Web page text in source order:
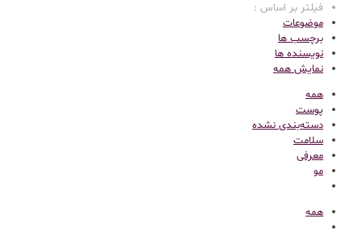
فیلتر بر اساس :
موضوعات
برچسب ها
نویسنده ها
نمایش همه
همه
پوست
دسته‌بندی نشده
سلامت
معرفی
مو
همه